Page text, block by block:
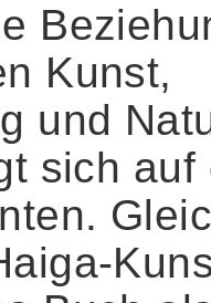
Kunst,
und
sich auf